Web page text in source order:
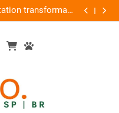
transformam
gamer gratuita
Busch